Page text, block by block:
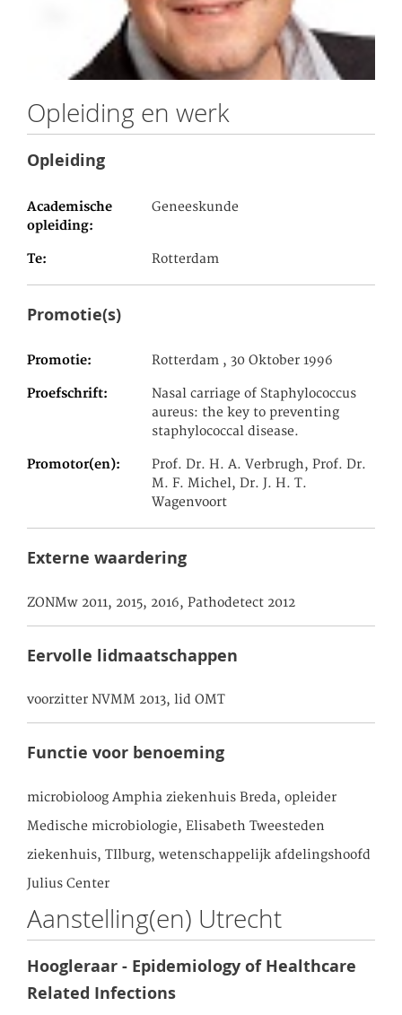
Opleiding en werk
Opleiding
Academische
opleiding
Geneeskunde
Te Rotterdam
Promotie(s)
Promotie Rotterdam , 30 Oktober 1996
Proefschrift
Nasal carriage of Staphylococcus
aureus: the key to preventing
staphylococcal disease.
Promotor(en)
Prof. Dr. H. A. Verbrugh, Prof. Dr.
M. F. Michel, Dr. J. H. T.
Wagenvoort
Externe waardering
ZONMw 2011, 2015, 2016, Pathodetect 2012
Eervolle lidmaatschappen
voorzitter NVMM 2013, lid OMT
Functie voor benoeming
microbioloog Amphia ziekenhuis Breda, opleider
Medische microbiologie, Elisabeth Tweesteden
ziekenhuis, TIlburg, wetenschappelijk afdelingshoofd
Julius Center
Aanstelling(en) Utrecht
Hoogleraar - Epidemiology of Healthcare
Related Infections